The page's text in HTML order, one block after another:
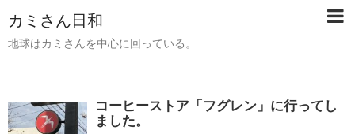
カミさん日和
地球はカミさんを中心に回っている。
コーヒーストア「フグレン」に行ってし
ました。